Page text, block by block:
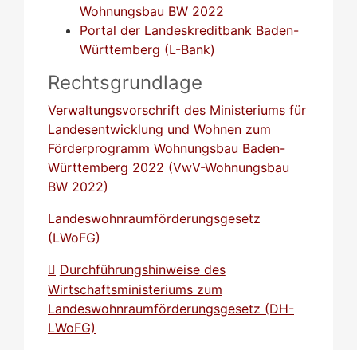
Wohnungsbau BW 2022
Portal der Landeskreditbank Baden-
Württemberg (L-Bank)
Rechtsgrundlage
Verwaltungsvorschrift des Ministeriums für
Landesentwicklung und Wohnen zum
Förderprogramm Wohnungsbau Baden-
Württemberg 2022 (VwV-Wohnungsbau
BW 2022)
Landeswohnraumförderungsgesetz
(LWoFG)
Durchführungshinweise des
Wirtschaftsministeriums zum
Landeswohnraumförderungsgesetz (DH-
LWoFG)